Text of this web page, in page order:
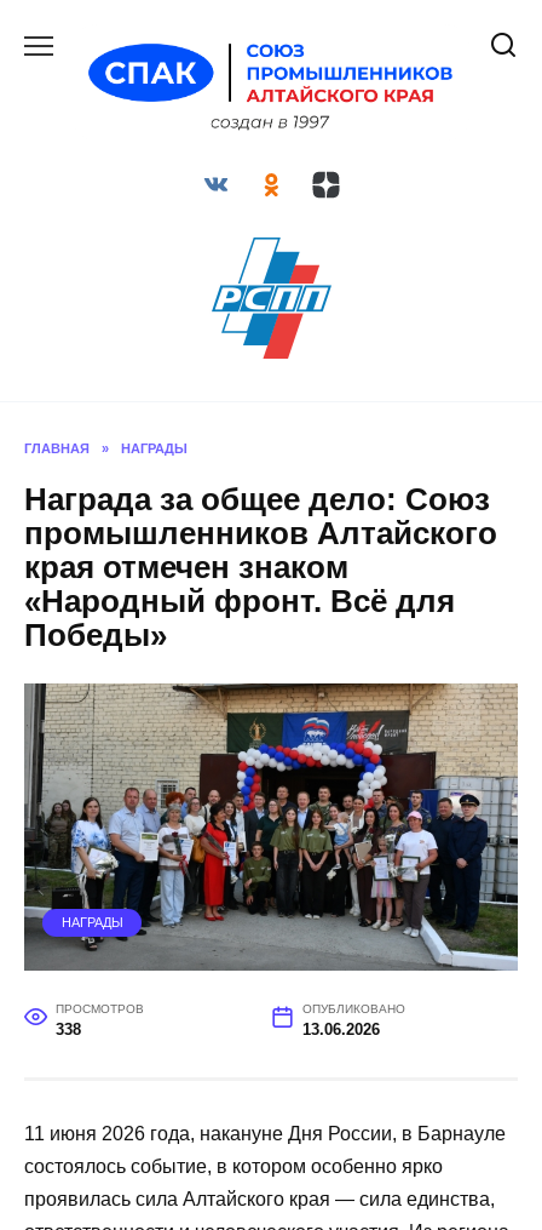
содержанию
ГЛАВНАЯ » НАГРАДЫ
Награда за общее дело: Союз
промышленников Алтайского
края отмечен знаком
«Народный фронт. Всё для
Победы»
НАГРАДЫ
ПРОСМОТРОВ
338
ОПУБЛИКОВАНО
13.06.2026
11 июня 2026 года, накануне Дня России, в Барнауле
состоялось событие, в котором особенно ярко
проявилась сила Алтайского края — сила единства,